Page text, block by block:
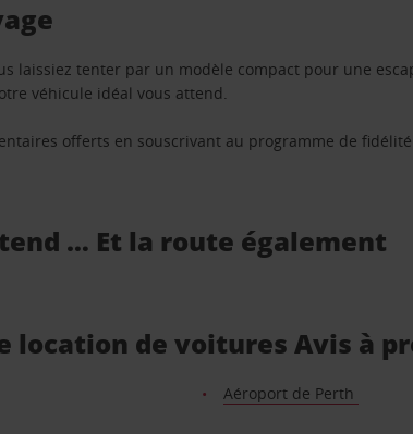
laissiez tenter par un modèle compact pour une
véhicule idéal vous attend.
offerts en souscrivant au programme de
… Et la route également
location de voitures Avis à
Aéroport de Perth